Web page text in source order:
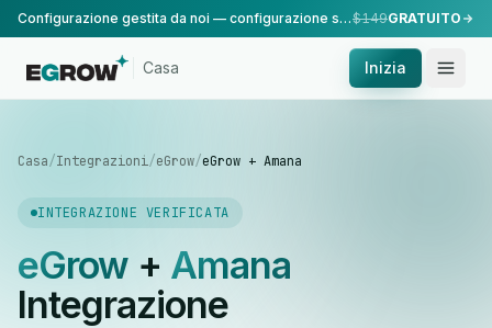
Configurazione gestita da noi — configurazione standard, eseguita dal nostro team.$149GRATUITO
Casa Inizia
Casa/Integrazioni/eGrow/eGrow + Amana
INTEGRAZIONE VERIFICATA
eGrow+ Amana
Integrazione